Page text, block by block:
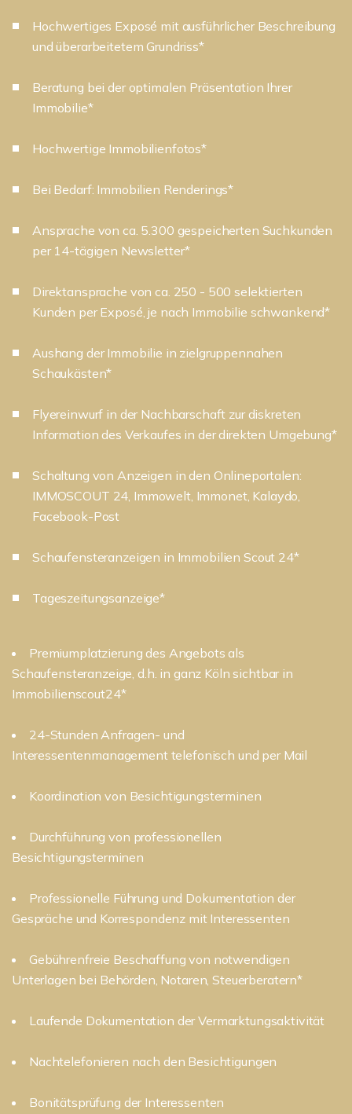
Hochwertiges Exposé mit ausführlicher Beschreibung
und überarbeitetem Grundriss*
Beratung bei der optimalen Präsentation Ihrer
Immobilie*
Hochwertige Immobilienfotos*
Bei Bedarf: Immobilien Renderings*
Ansprache von ca. 5.300 gespeicherten Suchkunden
per 14-tägigen Newsletter*
Direktansprache von ca. 250 - 500 selektierten
Kunden per Exposé, je nach Immobilie schwankend*
Aushang der Immobilie in zielgruppennahen
Schaukästen*
Flyereinwurf in der Nachbarschaft zur diskreten
Information des Verkaufes in der direkten Umgebung*
Schaltung von Anzeigen in den Onlineportalen:
IMMOSCOUT 24, Immowelt, Immonet, Kalaydo,
Facebook-Post
Schaufensteranzeigen in Immobilien Scout 24*
Tageszeitungsanzeige*
Premiumplatzierung des Angebots als
Schaufensteranzeige, d.h. in ganz Köln sichtbar in
Immobilienscout24*
24-Stunden Anfragen- und
Interessentenmanagement telefonisch und per Mail
Koordination von Besichtigungsterminen
Durchführung von professionellen
Besichtigungsterminen
Professionelle Führung und Dokumentation der
Gespräche und Korrespondenz mit Interessenten
Gebührenfreie Beschaffung von notwendigen
Unterlagen bei Behörden, Notaren, Steuerberatern*
Laufende Dokumentation der Vermarktungsaktivität
Nachtelefonieren nach den Besichtigungen
Bonitätsprüfung der Interessenten